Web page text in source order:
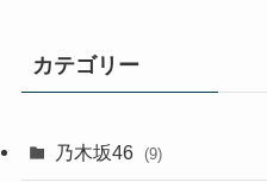
カテゴリー
乃木坂46 (9)